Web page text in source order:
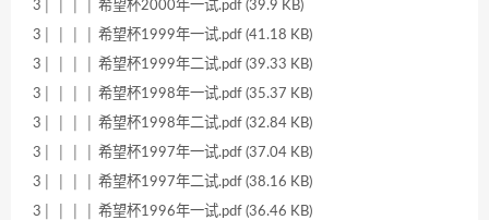
3│ │ │ │ 希望杯2000年一试.pdf (39.9 KB)
3│ │ │ │ 希望杯1999年一试.pdf (41.18 KB)
3│ │ │ │ 希望杯1999年二试.pdf (39.33 KB)
3│ │ │ │ 希望杯1998年一试.pdf (35.37 KB)
3│ │ │ │ 希望杯1998年二试.pdf (32.84 KB)
3│ │ │ │ 希望杯1997年一试.pdf (37.04 KB)
3│ │ │ │ 希望杯1997年二试.pdf (38.16 KB)
3│ │ │ │ 希望杯1996年一试.pdf (36.46 KB)